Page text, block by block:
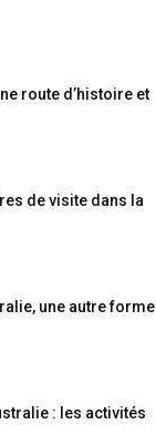
route d’histoire et
de visite dans la
une autre forme
: les activités